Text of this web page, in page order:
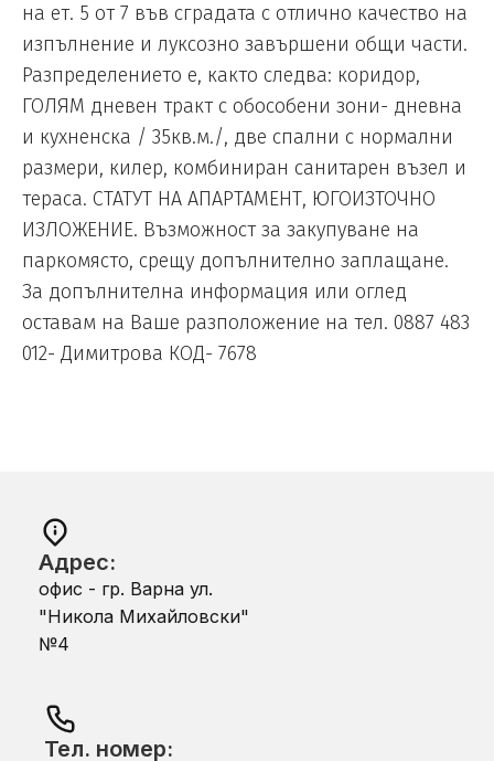
на ет. 5 от 7 във сградата с отлично качество на
изпълнение и луксозно завършени общи части.
Разпределението е, както следва: коридор,
ГОЛЯМ дневен тракт с обособени зони- дневна
и кухненска / 35кв.м./, две спални с нормални
размери, килер, комбиниран санитарен възел и
тераса. СТАТУТ НА АПАРТАМЕНТ, ЮГОИЗТОЧНО
ИЗЛОЖЕНИЕ. Възможност за закупуване на
паркомясто, срещу допълнително заплащане.
За допълнителна информация или оглед
оставам на Ваше разположение на тел. 0887 483
012- Димитрова КОД- 7678
Адрес:
офис - гр. Варна ул.
"Никола Михайловски"
№4
Тел. номер: